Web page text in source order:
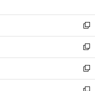
開
く
ウ
で
開
く
ン
ド
ウ
で
開
く
ウ
ィ
ン
ド
ウ
で
開
新
し
い
ウ
ィ
ン
新
し
い
ウ
新
し